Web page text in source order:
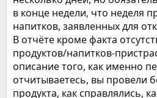
в конце недели, что неделя
напитков, заявленных для
В отчёте кроме факта
продуктов/напитков-
описание того, как именно
отчитываетесь, вы провели
продукта, как справлялись,